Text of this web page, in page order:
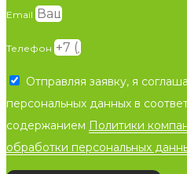
Email
Телефон
Отправляя заявку, я
персональных данных в
содержанием Политики
обработки персональных